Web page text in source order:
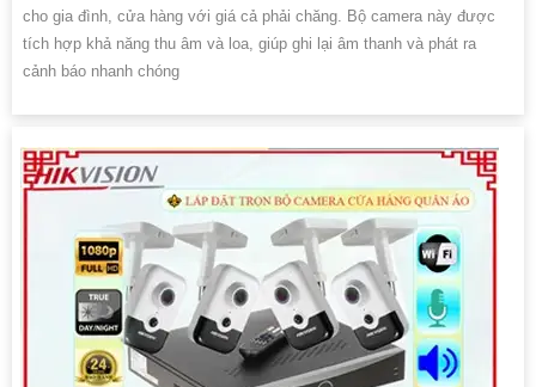
cho gia đình, cửa hàng với giá cả phải chăng. Bộ camera này được
tích hợp khả năng thu âm và loa, giúp ghi lại âm thanh và phát ra
cảnh báo nhanh chóng